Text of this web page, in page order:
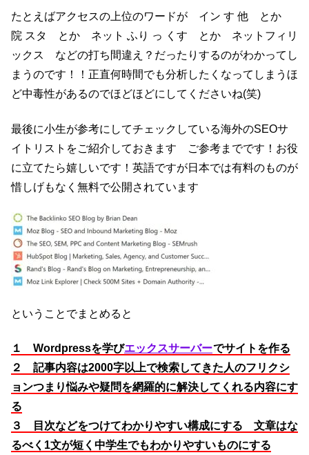
たとえばアクセスの上位のワードが イン す 他 とか
院 スタ とか ネット ふり っ くす とか ネットフィリ
ックス などの打ち間違え？だったりするのがわかってし
まうのです！！正直何時間でも分析したくなってしまうほ
ど中毒性があるのでほどほどにしてくださいね(笑)
最後に小生が参考にしてチェックしている海外のSEOサ
イトリストをご紹介しておきます ご参考までです！お役
に立てたら嬉しいです！英語ですが日本では有料のものが
惜しげもなく無料で公開されています
ということでまとめると
１ Wordpressを学びエックスサーバーでサイトを作る
２ 記事内容は2000字以上で検索してきた人のフリクシ
ョンつまり悩みや疑問を網羅的に解決してくれる内容にす
る
３ 目次などをつけてわかりやすい構成にする 文章はな
るべく1文が短く中学生でもわかりやすいものにする